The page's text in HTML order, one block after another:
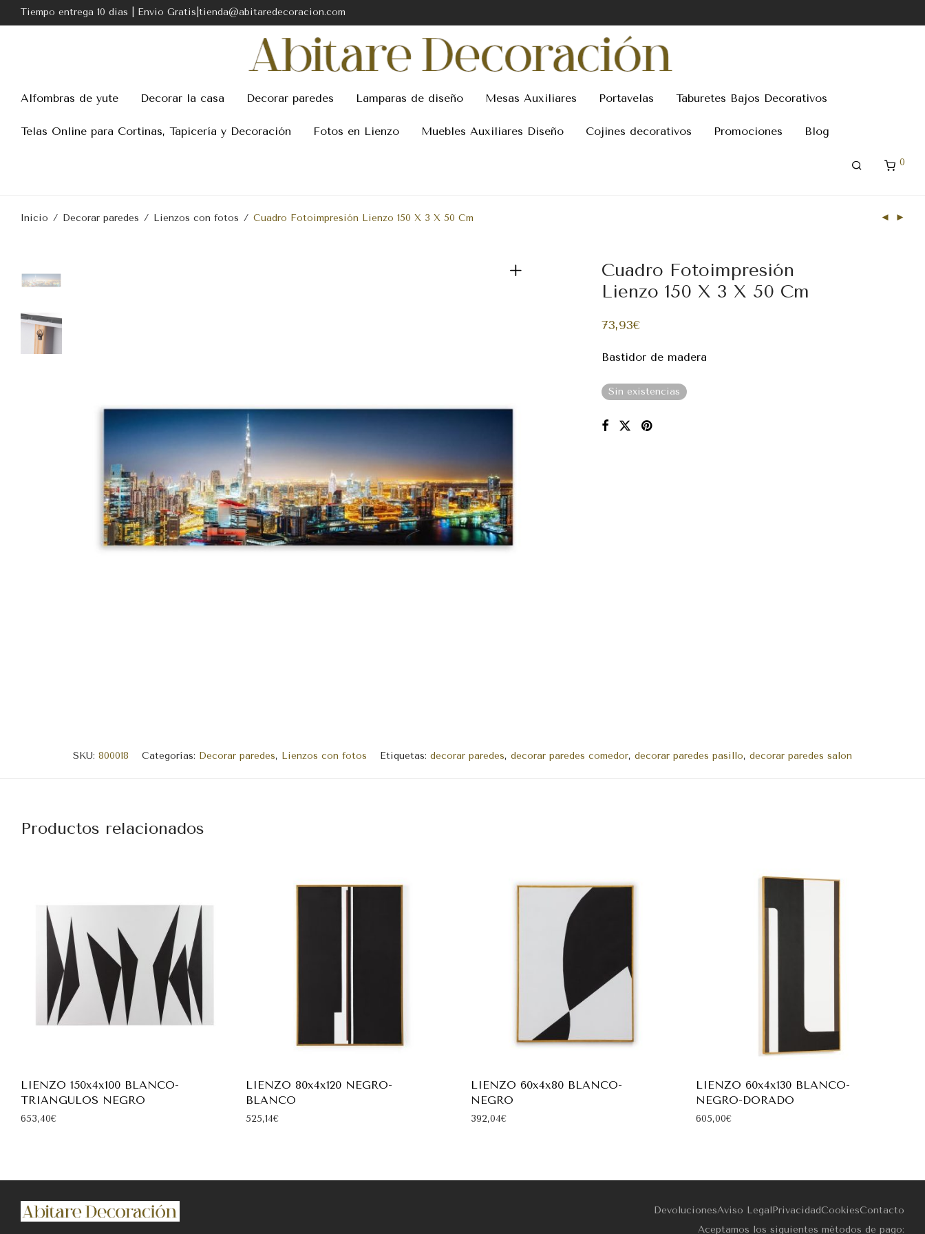
Tiempo entrega 10 dias | Envio Gratis|tienda@abitaredecoracion.com
Alfombras de yute Decorar la casa Decorar paredes Lamparas de diseño Mesas Auxiliares Portavelas Taburetes Bajos Decorativos
Telas Online para Cortinas, Tapicería y Decoración Fotos en Lienzo Muebles Auxiliares Diseño Cojines decorativos Promociones Blog
0
Inicio / Decorar paredes / Lienzos con fotos / Cuadro Fotoimpresión Lienzo 150 X 3 X 50 Cm
Cuadro Fotoimpresión
Lienzo 150 X 3 X 50 Cm
73,93€
Bastidor de madera
Sin existencias
SKU: 800018 Categorías: Decorar paredes, Lienzos con fotos Etiquetas: decorar paredes, decorar paredes comedor, decorar paredes pasillo, decorar paredes salon
Productos relacionados
LIENZO 150x4x100 BLANCO-
TRIANGULOS NEGRO
653,40€
LIENZO 80x4x120 NEGRO-
BLANCO
525,14€
LIENZO 60x4x80 BLANCO-
NEGRO
392,04€
LIENZO 60x4x130 BLANCO-
NEGRO-DORADO
605,00€
DevolucionesAviso LegalPrivacidadCookiesContacto
Aceptamos los siguientes métodos de pago: